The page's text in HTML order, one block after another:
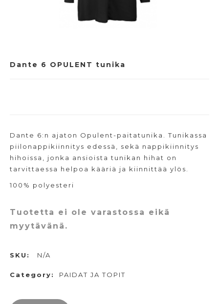
Dante 6 OPULENT tunika
Dante 6:n ajaton Opulent-paitatunika. Tunikassa
piilonappikiinnitys edessä, sekä nappikiinnitys
hihoissa, jonka ansioista tunikan hihat on
tarvittaessa helpoa kääriä ja kiinnittää ylös.
100% polyesteri
Tuotetta ei ole varastossa eikä
myytävänä.
SKU: N/A
Category: PAIDAT JA TOPIT